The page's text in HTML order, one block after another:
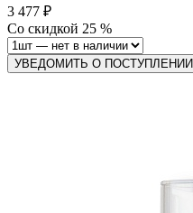
3 477 ₽
Со скидкой 25 %
УВЕДОМИТЬ О ПОСТУПЛЕНИИ